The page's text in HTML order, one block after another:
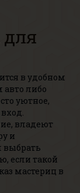
для
в удобном
авто либо
уютное,
владеют
и
выбрать
если такой
мастериц в